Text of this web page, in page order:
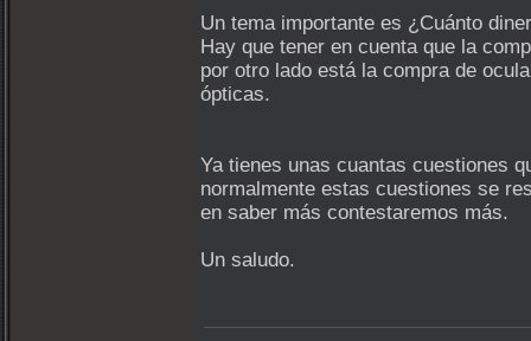
Un tema importante es ¿Cuánto
Hay que tener en cuenta que la
por otro lado está la compra de
ópticas.
Ya tienes unas cuantas cuestiones
normalmente estas cuestiones se
en saber más contestaremos más.
Un saludo.